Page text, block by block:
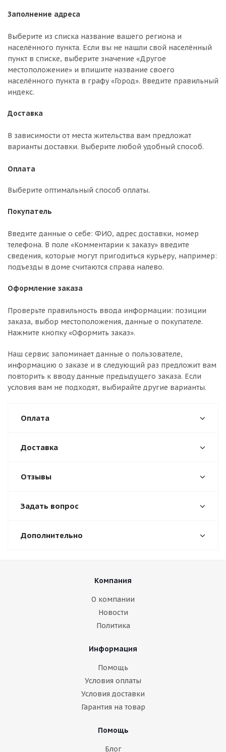
Заполнение адреса
Выберите из списка название вашего региона и
населённого пункта. Если вы не нашли свой населённый
пункт в списке, выберите значение «Другое
местоположение» и впишите название своего
населённого пункта в графу «Город». Введите правильный
индекс.
Доставка
В зависимости от места жительства вам предложат
варианты доставки. Выберите любой удобный способ.
Оплата
Выберите оптимальный способ оплаты.
Покупатель
Введите данные о себе: ФИО, адрес доставки, номер
телефона. В поле «Комментарии к заказу» введите
сведения, которые могут пригодиться курьеру, например:
подъезды в доме считаются справа налево.
Оформление заказа
Проверьте правильность ввода информации: позиции
заказа, выбор местоположения, данные о покупателе.
Нажмите кнопку «Оформить заказ».
Наш сервис запоминает данные о пользователе,
информацию о заказе и в следующий раз предложит вам
повторить к вводу данные предыдущего заказа. Если
условия вам не подходят, выбирайте другие варианты.
Оплата
Доставка
Отзывы
Задать вопрос
Дополнительно
Компания
О компании
Новости
Политика
Информация
Помощь
Условия оплаты
Условия доставки
Гарантия на товар
Помощь
Блог